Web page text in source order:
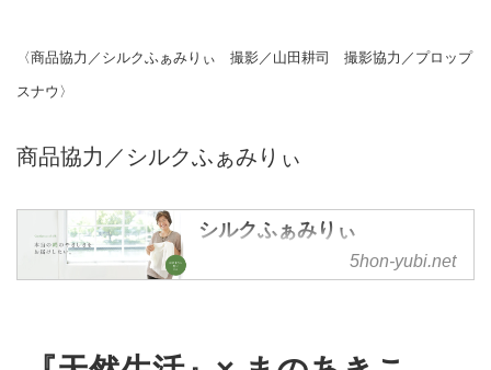
〈商品協力／シルクふぁみりぃ 撮影／山田耕司 撮影協力／プロップ
スナウ〉
商品協力／シルクふぁみりぃ
シルクふぁみりぃ
5hon-yubi.net